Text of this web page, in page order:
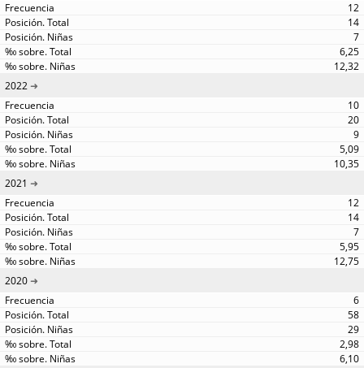
12
14
7
6,25
12,32
2022
10
20
9
5,09
10,35
2021
12
14
7
5,95
12,75
2020
6
58
29
2,98
6,10